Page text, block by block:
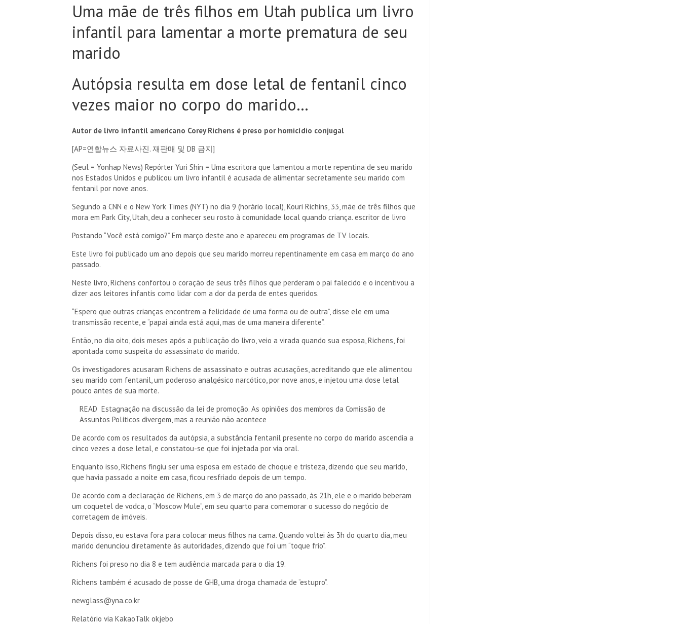
Uma mãe de três filhos em Utah publica um livro
infantil para lamentar a morte prematura de seu
marido
Autópsia resulta em dose letal de fentanil cinco
vezes maior no corpo do marido…
Autor de livro infantil americano Corey Richens é preso por homicídio conjugal
[AP=연합뉴스 자료사진. 재판매 및 DB 금지]
(Seul = Yonhap News) Repórter Yuri Shin = Uma escritora que lamentou a morte repentina de seu marido
nos Estados Unidos e publicou um livro infantil é acusada de alimentar secretamente seu marido com
fentanil por nove anos.
Segundo a CNN e o New York Times (NYT) no dia 9 (horário local), Kouri Richins, 33, mãe de três filhos que
mora em Park City, Utah, deu a conhecer seu rosto à comunidade local quando criança. escritor de livro
Postando “Você está comigo?” Em março deste ano e apareceu em programas de TV locais.
Este livro foi publicado um ano depois que seu marido morreu repentinamente em casa em março do ano
passado.
Neste livro, Richens confortou o coração de seus três filhos que perderam o pai falecido e o incentivou a
dizer aos leitores infantis como lidar com a dor da perda de entes queridos.
“Espero que outras crianças encontrem a felicidade de uma forma ou de outra”, disse ele em uma
transmissão recente, e “papai ainda está aqui, mas de uma maneira diferente”.
Então, no dia oito, dois meses após a publicação do livro, veio a virada quando sua esposa, Richens, foi
apontada como suspeita do assassinato do marido.
Os investigadores acusaram Richens de assassinato e outras acusações, acreditando que ele alimentou
seu marido com fentanil, um poderoso analgésico narcótico, por nove anos, e injetou uma dose letal
pouco antes de sua morte.
READ Estagnação na discussão da lei de promoção. As opiniões dos membros da Comissão de
Assuntos Políticos divergem, mas a reunião não acontece
De acordo com os resultados da autópsia, a substância fentanil presente no corpo do marido ascendia a
cinco vezes a dose letal, e constatou-se que foi injetada por via oral.
Enquanto isso, Richens fingiu ser uma esposa em estado de choque e tristeza, dizendo que seu marido,
que havia passado a noite em casa, ficou resfriado depois de um tempo.
De acordo com a declaração de Richens, em 3 de março do ano passado, às 21h, ele e o marido beberam
um coquetel de vodca, o “Moscow Mule”, em seu quarto para comemorar o sucesso do negócio de
corretagem de imóveis.
Depois disso, eu estava fora para colocar meus filhos na cama. Quando voltei às 3h do quarto dia, meu
marido denunciou diretamente às autoridades, dizendo que foi um “toque frio”.
Richens foi preso no dia 8 e tem audiência marcada para o dia 19.
Richens também é acusado de posse de GHB, uma droga chamada de “estupro”.
newglass@yna.co.kr
Relatório via KakaoTalk okjebo